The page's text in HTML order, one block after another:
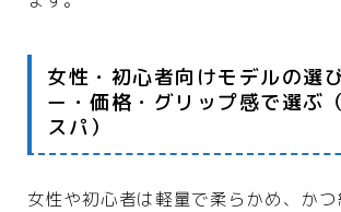
女性・初心者向けモデルの選
ー・価格・グリップ感で選ぶ
スパ）
女性や初心者は軽量で柔らかめ、か